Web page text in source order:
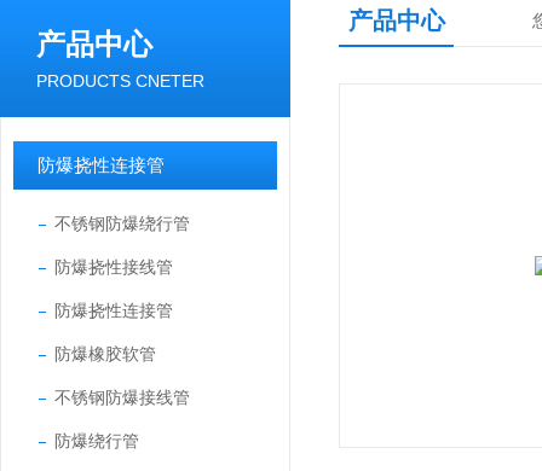
产品中心
PRODUCTS CNETER
防爆挠性连接管
不锈钢防爆绕行管
防爆挠性接线管
防爆挠性连接管
防爆橡胶软管
不锈钢防爆接线管
防爆绕行管
产品中心